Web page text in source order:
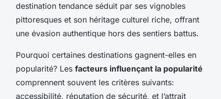
destination tendance séduit par ses vignobles
pittoresques et son héritage culturel riche, offrant
une évasion authentique hors des sentiers battus.
Pourquoi certaines destinations gagnent-elles en
popularité? Les facteurs influençant la popularité
comprennent souvent les critères suivants:
accessibilité, réputation de sécurité, et l’attrait